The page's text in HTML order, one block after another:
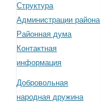
Структура
Администрации района
Районная дума
Контактная
информация
Добровольная
народная дружина